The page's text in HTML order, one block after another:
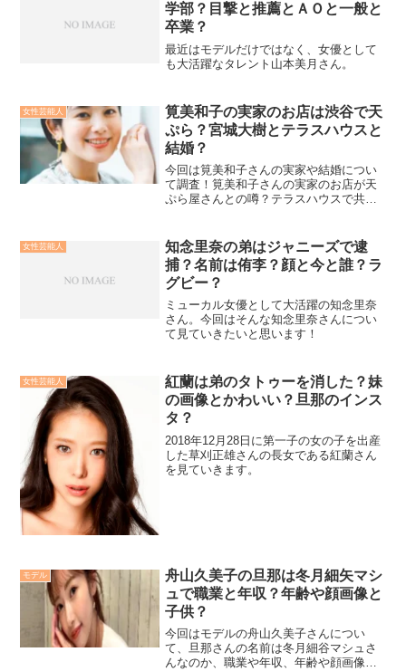
学部？目撃と推薦とＡＯと一般と
卒業？
最近はモデルだけではなく、女優として
も大活躍なタレント山本美月さん。
女性芸能人
筧美和子の実家のお店は渋谷で天
ぷら？宮城大樹とテラスハウスと
結婚？
今回は筧美和子さんの実家や結婚につい
て調査！筧美和子さんの実家のお店が天
ぷら屋さんとの噂？テラスハウスで共演
の血に出演されているのかを詳しく紹
介！
女性芸能人
知念里奈の弟はジャニーズで逮
捕？名前は侑李？顔と今と誰？ラ
グビー？
ミューカル女優として大活躍の知念里奈
さん。今回はそんな知念里奈さんについ
て見ていきたいと思います！
女性芸能人
紅蘭は弟のタトゥーを消した？妹
の画像とかわいい？旦那のインス
タ？
2018年12月28日に第一子の女の子を出産
した草刈正雄さんの長女である紅蘭さん
を見ていきます。
モデル
舟山久美子の旦那は冬月細矢マシ
ュで職業と年収？年齢や顔画像と
子供？
今回はモデルの舟山久美子さんについ
て、旦那さんの名前は冬月細谷マシュさ
んなのか、職業や年収、年齢や顔画像に